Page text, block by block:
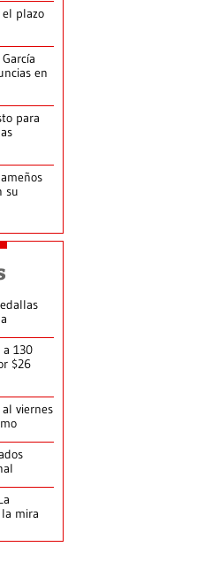
el plazo
en
para
su
130
$26
viernes
mira